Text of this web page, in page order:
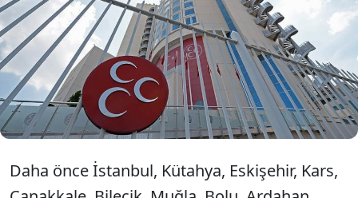
MHP Genel Başkan Yardımcısı Semih
Yalçın, Kilis il teşkilatının feshedildiğini,
partinin il başkanlığı görevine ise Ercan
Akdemir atandığını bildirdi.
Daha önce İstanbul, Kütahya, Eskişehir, Kars,